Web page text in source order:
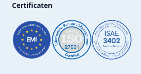
Certificaten